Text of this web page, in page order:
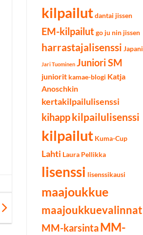
kilpailut dantai jissen
EM-kilpailut go ju nin jissen
harrastajalisenssi Japani
Jari Tuominen Juniori SM
juniorit kamae-blogi Katja
Anoschkin
kertakilpailulisenssi
kihappkilpailulisenssi
kilpailut Kuma-Cup
Lahti Laura Pellikka
lisenssi lisenssikausi
maajoukkue
maajoukkuevalinnat
MM-karsintaMM-